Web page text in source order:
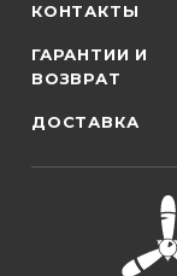
КОНТАКТЫ
ГАРАНТИИ И
ВОЗВРАТ
ДОСТАВКА